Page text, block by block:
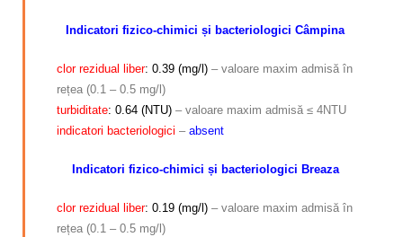
Indicatori fizico-chimici și bacteriologici Câmpina
clor rezidual liber: 0.39 (mg/l) – valoare maxim admisă în
rețea (0.1 – 0.5 mg/l)
turbiditate: 0.64 (NTU) – valoare maxim admisă ≤ 4NTU
indicatori bacteriologici – absent
Indicatori fizico-chimici și bacteriologici Breaza
clor rezidual liber: 0.19 (mg/l) – valoare maxim admisă în
rețea (0.1 – 0.5 mg/l)